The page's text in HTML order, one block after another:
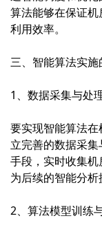
算法能够在保证
利用效率。
三、智能算法实
1、数据采集与处
要实现智能算法
立完善的数据采
手段，实时收集机
为后续的智能分析
2、算法模型训练